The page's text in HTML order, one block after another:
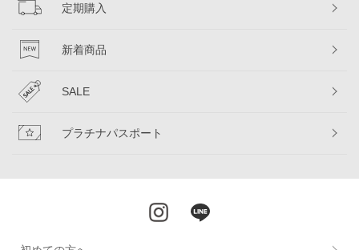
定期購入
新着商品
SALE
プラチナパスポート